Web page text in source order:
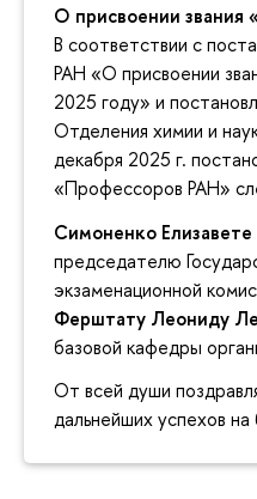
О присвоении
В соответствии с
РАН «О присвоении
2025 году» и
Отделения химии и
декабря 2025 г.
«Профессоров РАН»
Симоненко
председателю
экзаменационной
Ферштату Леониду
базовой кафедры
От всей души
дальнейших успехов на